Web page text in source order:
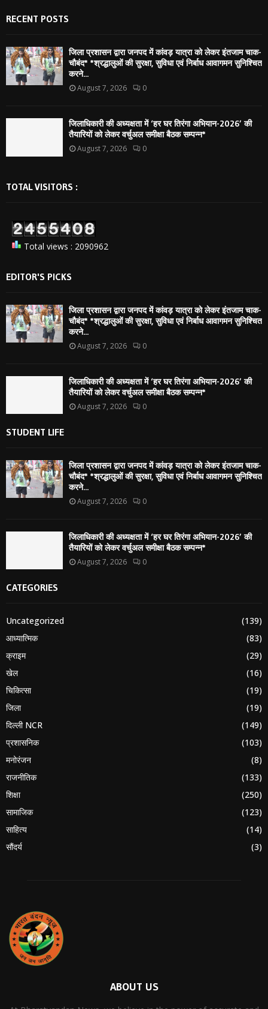
RECENT POSTS
जिला प्रशासन द्वारा जनपद में कांवड़ यात्रा को लेकर इंतजाम चाक-
चौबंद* *श्रद्धालुओं की सुरक्षा, सुविधा एवं निर्बाध आवागमन सुनिश्चित
करने...
August 7, 2026 0
जिलाधिकारी की अध्यक्षता में ‘हर घर तिरंगा अभियान-2026’ की
तैयारियों को लेकर वर्चुअल समीक्षा बैठक सम्पन्न*
August 7, 2026 0
TOTAL VISITORS :
Total views : 2090962
EDITOR'S PICKS
जिला प्रशासन द्वारा जनपद में कांवड़ यात्रा को लेकर इंतजाम चाक-
चौबंद* *श्रद्धालुओं की सुरक्षा, सुविधा एवं निर्बाध आवागमन सुनिश्चित
करने...
August 7, 2026 0
जिलाधिकारी की अध्यक्षता में ‘हर घर तिरंगा अभियान-2026’ की
तैयारियों को लेकर वर्चुअल समीक्षा बैठक सम्पन्न*
August 7, 2026 0
STUDENT LIFE
जिला प्रशासन द्वारा जनपद में कांवड़ यात्रा को लेकर इंतजाम चाक-
चौबंद* *श्रद्धालुओं की सुरक्षा, सुविधा एवं निर्बाध आवागमन सुनिश्चित
करने...
August 7, 2026 0
जिलाधिकारी की अध्यक्षता में ‘हर घर तिरंगा अभियान-2026’ की
तैयारियों को लेकर वर्चुअल समीक्षा बैठक सम्पन्न*
August 7, 2026 0
CATEGORIES
Uncategorized
(139)
आध्यात्मिक
(83)
क्राइम
(29)
खेल
(16)
चिकित्सा
(19)
जिला
(19)
दिल्ली NCR
(149)
प्रशासनिक
(103)
मनोरंजन
(8)
राजनीतिक
(133)
शिक्षा
(250)
सामाजिक
(123)
साहित्य
(14)
सौंदर्य
(3)
ABOUT US